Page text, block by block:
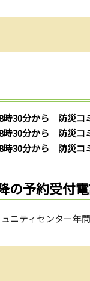
時30分から 防災コ
30分から 防災コ
30分から 防災コ
の予約受
ティセンター年